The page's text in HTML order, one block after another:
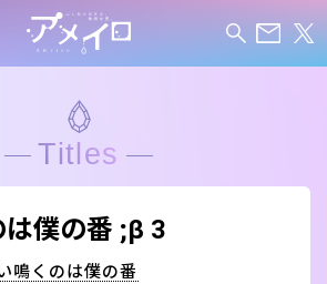
Titles
僕の番 ;β 3
鳴くのは僕の番